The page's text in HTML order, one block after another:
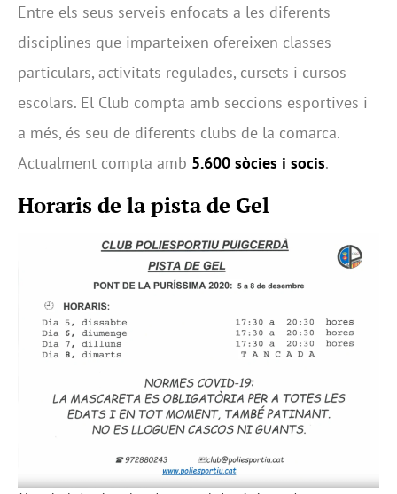
Entre els seus serveis enfocats a les diferents
disciplines que imparteixen ofereixen classes
particulars, activitats regulades, cursets i cursos
escolars. El Club compta amb seccions esportives i
a més, és seu de diferents clubs de la comarca.
Actualment compta amb 5.600 sòcies i socis.
Horaris de la pista de Gel